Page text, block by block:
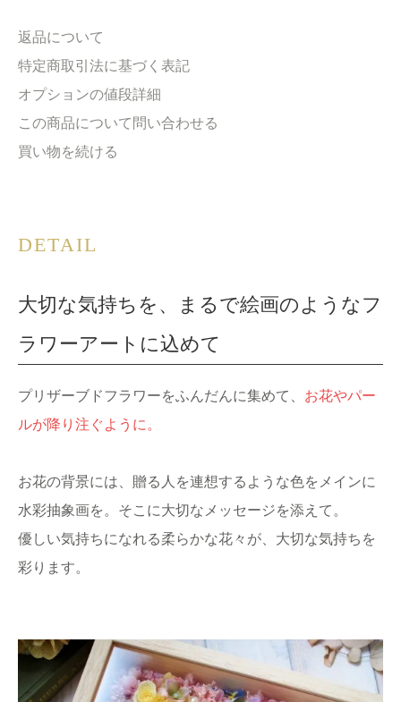
返品について
特定商取引法に基づく表記
オプションの値段詳細
この商品について問い合わせる
買い物を続ける
DETAIL
大切な気持ちを、まるで絵画のようなフ
ラワーアートに込めて
プリザーブドフラワーをふんだんに集めて、 お花やパー
ルが降り注ぐように。
お花の背景には、贈る人を連想するような色をメインに
水彩抽象画を。そこに大切なメッセージを添えて。
優しい気持ちになれる柔らかな花々が、大切な気持ちを
彩ります。